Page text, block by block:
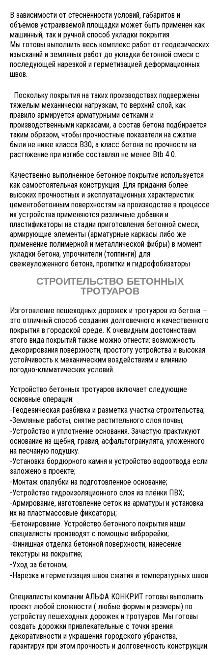
В зависимости от стеснённости условий, габаритов и
объёмов устраиваемой площадки может быть применен как
машинный, так и ручной способ укладки покрытия.
Мы готовы выполнить весь комплекс работ от геодезических
изысканий и земляных работ до укладки бетонной смеси с
последующей нарезкой и герметизацией деформационных
швов.
Поскольку покрытия на таких производствах подвержены
тяжелым механически нагрузкам, то верхний слой, как
правило армируется арматурными сетками и
производственными каркасами, а состав бетона подбирается
таким образом, чтобы прочностные показатели на сжатие
были не ниже класса В30, а класс бетона по прочности на
растяжение при изгибе составлял не менее Btb 4.0.
Качественно выполненное бетонное покрытие используется
как самостоятельная конструкция. Для придания более
высоких прочностных и эксплуатационных характеристик
цементобетонным поверхностям на производстве в процессе
их устройства применяются различные добавки и
пластификаторы на стадии приготовления бетонной смеси,
армирующие элементы (арматурные каркасы либо же
применение полимерной и металлической фибры) в момент
укладки бетона, упрочнители (топпинги) для
свежеуложенного бетона, пропитки и гидрофобизаторы
СТРОИТЕЛЬСТВО БЕТОННЫХ
ТРОТУАРОВ
Изготовление пешеходных дорожек и тротуаров из бетона —
это отличный способ создания долговечного и качественного
покрытия в городской среде. К очевидным достоинствам
этого вида покрытий также можно отнести: возможность
декорирования поверхности, простоту устройства и высокая
устойчивость к механическим воздействиям и влиянию
погодно-климатических условий.
Устройство бетонных тротуаров включает следующие
основные операции:
-Геодезическая разбивка и разметка участка строительства;
-Земляные работы, снятие растительного слоя почвы;
-Устройство и уплотнение основания. Зачастую практикуют
основание из щебня, гравия, асфальтогранулята, уложенного
на песчаную подушку.
-Установка бордюрного камня и устройство водоотвода если
заложено в проекте;
-Монтаж опалубки на подготовленное основание;
-Устройство гидроизоляционного слоя из плёнки ПВХ;
-Армирование, изготовление сеток из арматуры и установка
их на пластмассовые фиксаторы;
-Бетонирование. Устройство бетонного покрытия наши
специалисты производят с помощью виброрейки;
-Финишная отделка бетонной поверхности, нанесение
текстуры на покрытие;
-Уход за бетоном;
-Нарезка и герметизация швов сжатия и температурных швов.
Специалисты компании АЛЬФА КОНКРИТ готовы выполнить
проект любой сложности ( любые формы и размеры) по
устройству пешеходных дорожек и тротуаров. Мы готовы
создать дорожки привлекательные с точки зрения
декоративности и украшения городского убранства,
гарантируя при этом прочность и долговечность конструкции.